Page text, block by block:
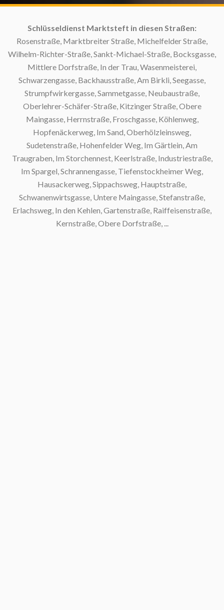
Schlüsseldienst Marktsteft in diesen Straßen:
Rosenstraße, Marktbreiter Straße, Michelfelder Straße,
Wilhelm-Richter-Straße, Sankt-Michael-Straße, Bocksgasse,
Mittlere Dorfstraße, In der Trau, Wasenmeisterei,
Schwarzengasse, Backhausstraße, Am Birkli, Seegasse,
Strumpfwirkergasse, Sammetgasse, Neubaustraße,
Oberlehrer-Schäfer-Straße, Kitzinger Straße, Obere
Maingasse, Herrnstraße, Froschgasse, Köhlenweg,
Hopfenäckerweg, Im Sand, Oberhölzleinsweg,
Sudetenstraße, Hohenfelder Weg, Im Gärtlein, Am
Traugraben, Im Storchennest, Keerlstraße, Industriestraße,
Im Spargel, Schrannengasse, Tiefenstockheimer Weg,
Hausackerweg, Sippachsweg, Hauptstraße,
Schwanenwirtsgasse, Untere Maingasse, Stefanstraße,
Erlachsweg, In den Kehlen, Gartenstraße, Raiffeisenstraße,
Kernstraße, Obere Dorfstraße, ...